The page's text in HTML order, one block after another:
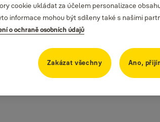
cookie ukládat za účelem personalizace
informace mohou být sdíleny také s našimi
o ochraně osobních údajů
Zakázat všechny Ano,